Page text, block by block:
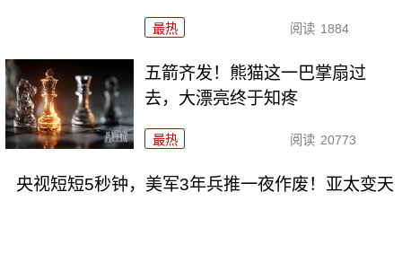
最热 阅读 1884
五箭齐发！熊猫这一巴掌扇过
去，大漂亮终于知疼
最热 阅读 20773
央视短短5秒钟，美军3年兵推一夜作废！亚太变天